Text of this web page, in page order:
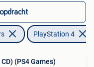
PlayStation 4
(PS4 Games)